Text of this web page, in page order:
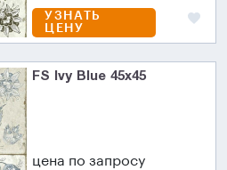
УЗНАТЬ
ЦЕНУ
FS Ivy Blue 45х45
цена по запросу